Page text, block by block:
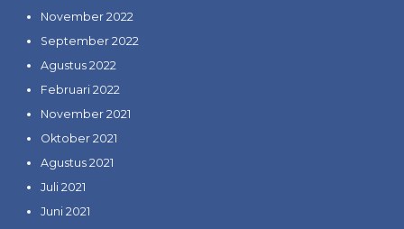
November 2022
September 2022
Agustus 2022
Februari 2022
November 2021
Oktober 2021
Agustus 2021
Juli 2021
Juni 2021